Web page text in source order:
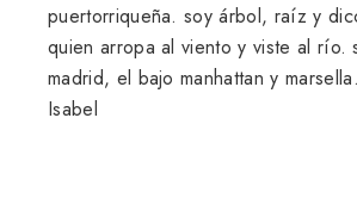
puertorriqueña. soy árbol, raíz y
quien arropa al viento y viste al río.
madrid, el bajo manhattan y
Isabel